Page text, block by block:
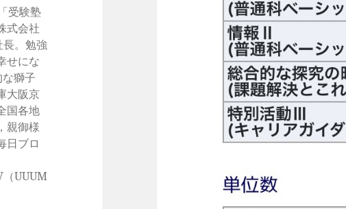
受験塾
式会社
。勉強
せにな
獅子
大阪京
国各地
親御様
日ブロ
UUUM